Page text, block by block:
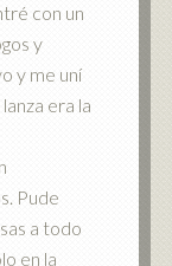
con un
y
y me uní
era la
Pude
a todo
en la